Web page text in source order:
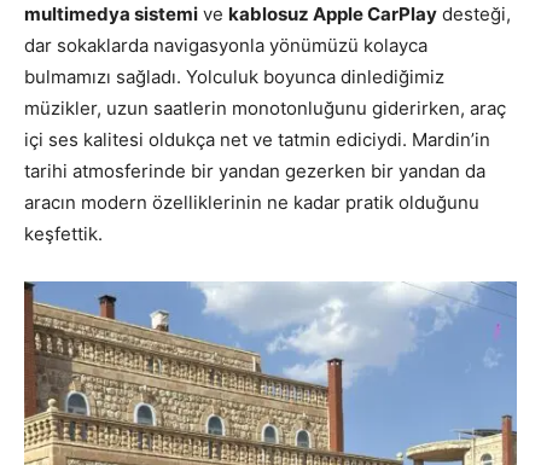
multimedya sistemi ve kablosuz Apple CarPlay desteği,
dar sokaklarda navigasyonla yönümüzü kolayca
bulmamızı sağladı. Yolculuk boyunca dinlediğimiz
müzikler, uzun saatlerin monotonluğunu giderirken, araç
içi ses kalitesi oldukça net ve tatmin ediciydi. Mardin’in
tarihi atmosferinde bir yandan gezerken bir yandan da
aracın modern özelliklerinin ne kadar pratik olduğunu
keşfettik.